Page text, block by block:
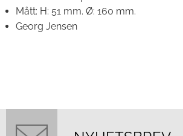
Mått: H: 51 mm. Ø: 160 mm.
Georg Jensen